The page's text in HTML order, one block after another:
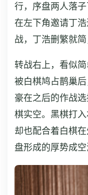
行，序盘两人落
在左下角邀请丁
战，丁浩删繁就
转战右上，看似
被白棋鸠占鹊巢
豪在之后的作战
棋实空。黑棋打入
却也配合着白棋
盘形成的厚势成空